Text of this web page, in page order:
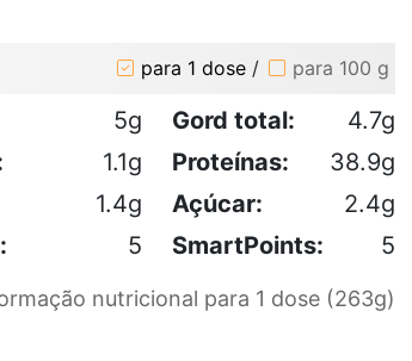
para 1 dose / para 100 g
5g Gord total:
4.7g
1.1g Proteínas:
38.9g
1.4g Açúcar:
2.4g
5 SmartPoints: 5
nutricional para 1 dose (263g)